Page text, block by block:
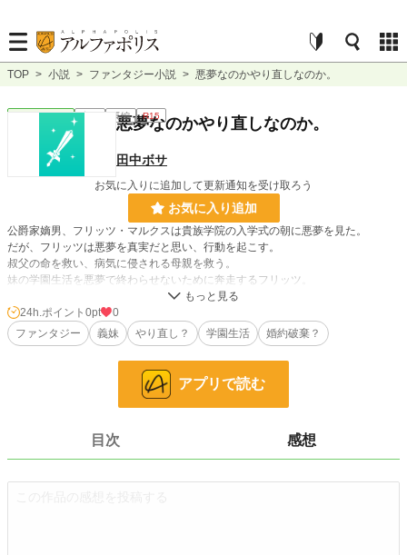
TOP > 小説 > ファンタジー小説 > 悪夢なのかやり直しなのか。
ファンタジー 完結 長編 R15
悪夢なのかやり直しなのか。
田中ボサ
お気に入りに追加して更新通知を受け取ろう
お気に入り追加
公爵家嫡男、フリッツ・マルクスは貴族学院の入学式の朝に悪夢を見た。
だが、フリッツは悪夢を真実だと思い、行動を起こす。
叔父の命を救い、病気に侵される母親を救う。
妹の学園生活を悪夢で終わらせないために奔走するフリッツ。
悪夢の中でフリッツは周囲が見えていなかったため、家族や友人を救うことがで
きずにすべてが終わってしまい絶望する。
単なる悪夢だったのか、人生をやり直しているのか、フリッツも周囲もわからな
いまま、それでも現実を幸せにするように頑張るお話。
※なろう様でも公開中です（完結済み）
228,882 位 / 228,882 件
ファンタジー 53,343 位 / 53,343 件
24h.ポイント 0pt
0
ファンタジー
義妹 やり直し？ 学園生活 婚約破棄？
アプリで読む
目次 感想